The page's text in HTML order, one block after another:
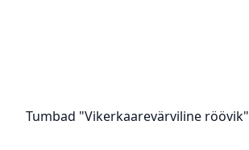
Tumbad "Vikerkaarevärviline röövik"